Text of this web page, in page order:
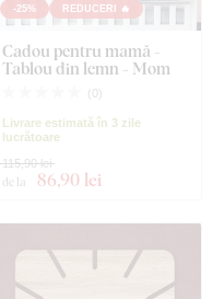
-25% REDUCERI 🔥
Cadou pentru mamă -
Tablou din lemn - Mom
( 0)
Livrare estimată în 3 zile
lucrătoare
de la 86,90 lei
115,90 lei